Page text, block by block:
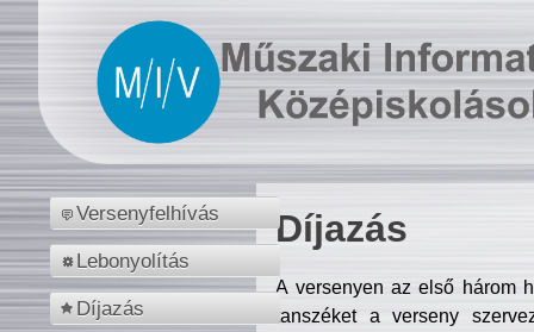
Versenyfelhívás
Lebonyolítás
Díjazás
Díjazás
A versenyen az első három
tanszéket a verseny